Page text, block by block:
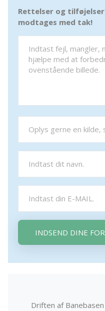
Rettelser og
modtages med tak!
INDSEND DINE
Driften af